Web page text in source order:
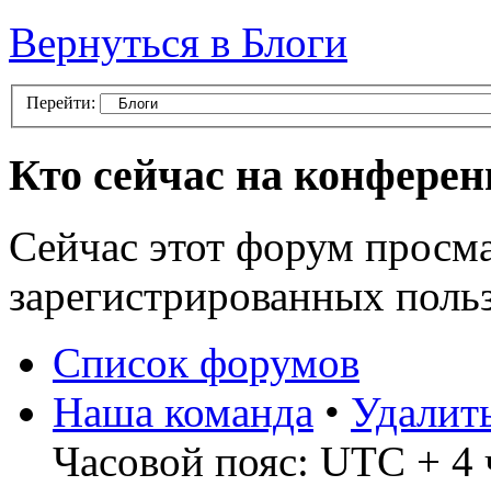
Вернуться в Блоги
Перейти:
Кто сейчас на
Сейчас этот форум
зарегистрированных
Список форумов
Наша команда •
Часовой пояс: UTC + 4